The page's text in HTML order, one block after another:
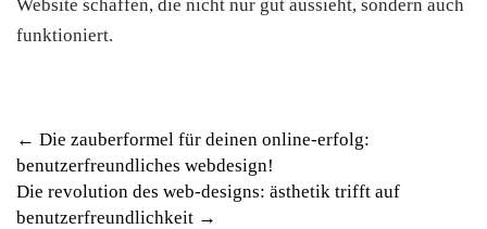
Website schaffen, die nicht nur gut aussieht, sondern auch
funktioniert.
Post
navigation
← Die zauberformel für deinen online-erfolg:
benutzerfreundliches webdesign!
Die revolution des web-designs: ästhetik trifft auf
benutzerfreundlichkeit →